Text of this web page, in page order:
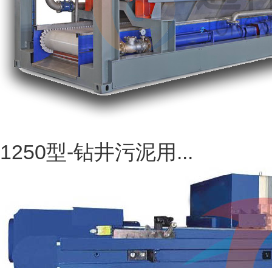
1250型-钻井污泥用...